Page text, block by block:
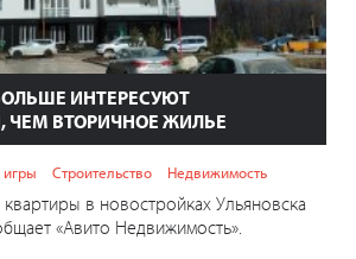
ИНТЕРЕСУЮТ
ЧЕМ ВТОРИЧНОЕ ЖИЛЬЕ
игры Строительство Недвижимость
в новостройках Ульяновска
«Авито Недвижимость».